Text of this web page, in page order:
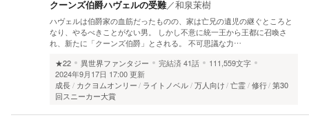
クーンズ伯爵ハヴェルの受難／和泉茉樹
ハヴェルは伯爵家の血筋だったものの、家は亡兄の遺児の継ぐところと
なり、やるべきことがない男。 しかし不意に統一王から王都に召喚さ
れ、新たに「クーンズ伯爵」とされる。 不可思議な力…
★22
異世界ファンタジー 完結済41話
111,559文字
2024年9月17日 17:00 更新
成長
カクヨムオンリー ライトノベル 万人向け 亡霊 修行 第30
回スニーカー大賞